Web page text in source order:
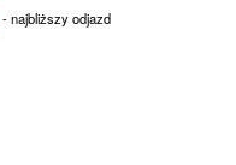
- najbliższy odjazd